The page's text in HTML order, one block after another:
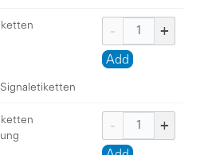
Signaletiketten
Add